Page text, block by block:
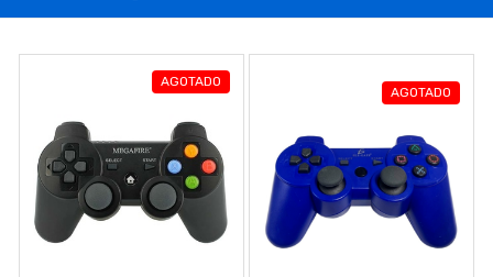
AGOTADO
AGOTADO